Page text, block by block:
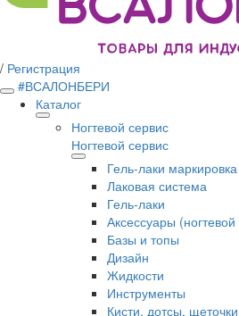
/ Регистрация
#ВСАЛОНБЕРИ
Каталог
Ногтевой сервис
Ногтевой сервис
Гель-лаки
Лаковая система
Гель-лаки
Аксессуары (ногтевой
Базы и топы
Дизайн
Жидкости
Инструменты
Кисти, дотсы, щеточки